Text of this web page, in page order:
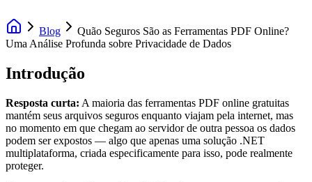
Blog
Quão Seguros São as Ferramentas PDF Online?
Uma Análise Profunda sobre Privacidade de Dados
Introdução
Resposta curta: A maioria das ferramentas PDF online gratuitas
mantém seus arquivos seguros enquanto viajam pela internet, mas
no momento em que chegam ao servidor de outra pessoa os dados
podem ser expostos — algo que apenas uma solução .NET
multiplataforma, criada especificamente para isso, pode realmente
proteger.